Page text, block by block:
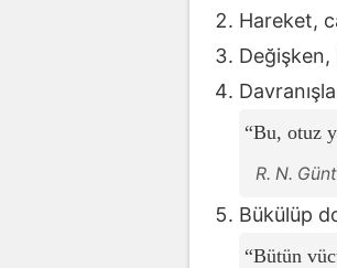
Hareket,
Değişken,
Bu, otuz
R. N.
Bükülüp
Bütün